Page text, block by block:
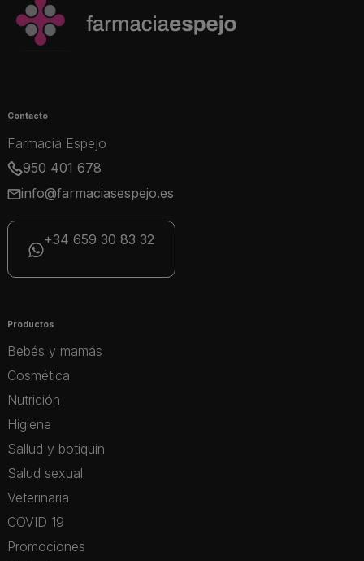
Contacto
Farmacia Espejo
950 401 678
info@farmaciasespejo.es
+34 659 30 83 32
Productos
Bebés y mamás
Cosmética
Nutrición
Higiene
Sallud y botiquín
Salud sexual
Veterinaria
COVID 19
Promociones